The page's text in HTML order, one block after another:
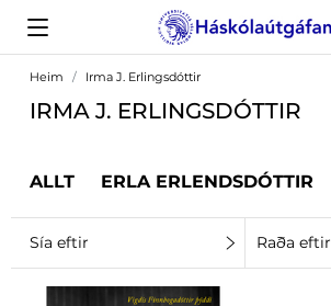
Heim Irma J. Erlingsdóttir
IRMA J. ERLINGSDÓTTIR
ALLT ERLA ERLENDSDÓTTIR
Sía eftir Raða eftir